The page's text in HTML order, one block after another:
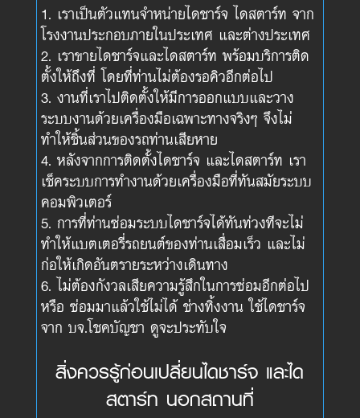
เราเป็นตัวแทนจำหน่ายไดชาร์จ ไดสตาร์ท จาก
โรงงานประกอบภายในประเทศ และต่างประเทศ
เราขายไดชาร์จและไดสตาร์ท พร้อมบริการติด
ตั้งให้ถึงที่ โดยที่ท่านไม่ต้องรอคิวอีกต่อไป
งานที่เราไปติดตั้งให้มีการออกแบบและวาง
ระบบงานด้วยเครื่องมือเฉพาะทางจริงๆ จึงไม่
ทำให้ชิ้นส่วนของรถท่านเสียหาย
หลังจากการติดตั้งไดชาร์จ และไดสตาร์ท เรา
เช็คระบบการทำงานด้วยเครื่องมือที่ทันสมัยระบบ
คอมพิวเตอร์
การที่ท่านซ่อมระบบไดชาร์จได้ทันท่วงทีจะไม่
ทำให้แบตเตอรี่รถยนต์ของท่านเสื่อมเร็ว และไม่
ก่อให้เกิดอันตรายระหว่างเดินทาง
ไม่ต้องกังวลเสียความรู้สึกในการซ่อมอีกต่อไป
หรือ ซ่อมมาแล้วใช้ไม่ได้ ช่างทิ้งงาน ใช้ไดชาร์จ
จาก บจ.โชคบัญชา ดูจะประทับใจ
สิ่งควรรู้ก่อนเปลี่ยนไดชาร์จ และได
สตาร์ท นอกสถานที่